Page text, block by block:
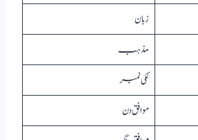
زبان
مذہب
لکی نمبر
موافق دن